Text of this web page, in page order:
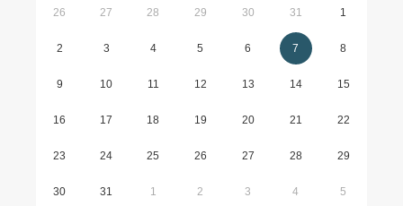
26 27 28 29 30 31 1
2 3 4 5 6 7 8
9 10 11 12 13 14 15
16 17 18 19 20 21 22
23 24 25 26 27 28 29
30 31 1 2 3 4 5